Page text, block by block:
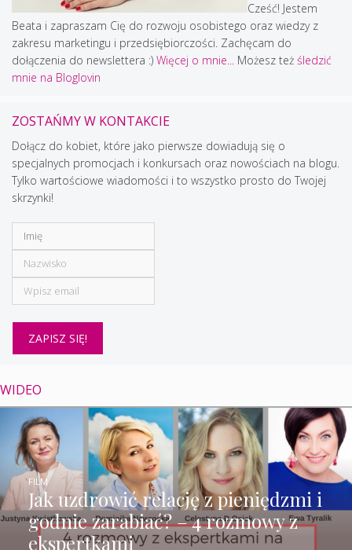
Cześć! Jestem
Beata i zapraszam Cię do rozwoju osobistego oraz wiedzy z
zakresu marketingu i przedsiębiorczości. Zachęcam do
dołączenia do newslettera :) Więcej o mnie... Możesz też śledzić
mnie na Bloglovin
ZOSTAŃMY W KONTAKCIE
Dołącz do kobiet, które jako pierwsze dowiadują się o
specjalnych promocjach i konkursach oraz nowościach na blogu.
Tylko wartościowe wiadomości i to wszystko prosto do Twojej
skrzynki!
WIDEO
Jak uzdrowić relację z pieniędzmi i
godnie zarabiać? – 4 rozmowy z
ekspertkami
FILM